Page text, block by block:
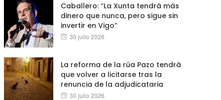
Caballero: “La Xunta tendrá más
dinero que nunca, pero sigue sin
invertir en Vigo”
Posted
30 julio 2026
La reforma de la rúa Pazo tendrá
que volver a licitarse tras la
renuncia de la adjudicataria
Posted
30 julio 2026